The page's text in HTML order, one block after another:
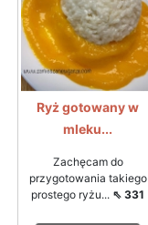
Ryż gotowany w
mleku...
Zachęcam do
przygotowania takiego
prostego ryżu... ⇖ 331